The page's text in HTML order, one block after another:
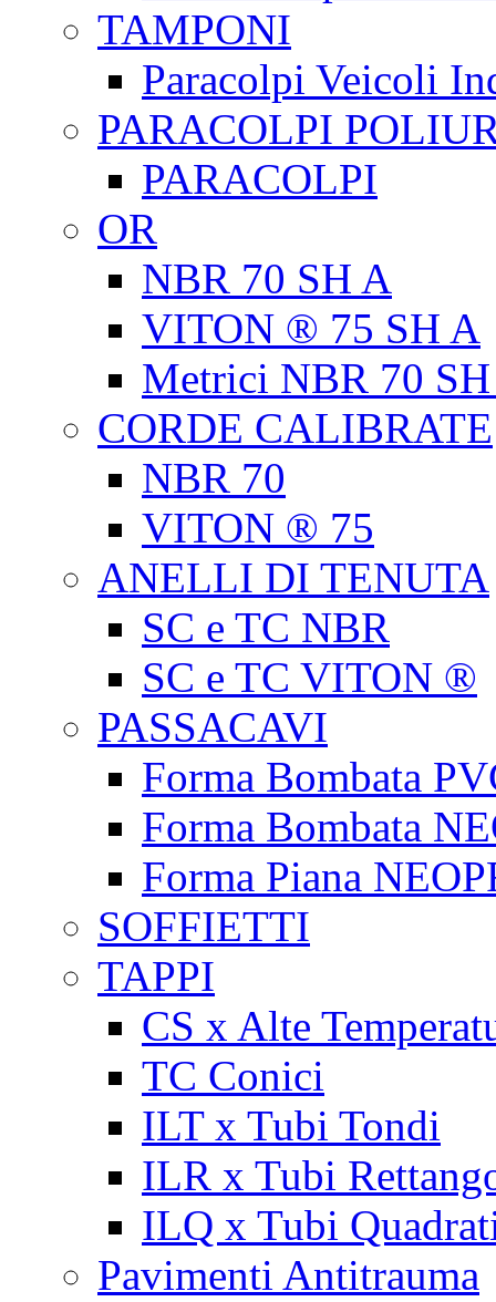
TAMPONI
Paracolpi Veicoli
PARACOLPI
PARACOLPI
OR
NBR 70 SH A
VITON ® 75 SH A
Metrici NBR 70
CORDE CALIBRATE
NBR 70
VITON ® 75
ANELLI DI TENUTA
SC e TC NBR
SC e TC VITON ®
PASSACAVI
Forma Bombata
Forma Bombata
Forma Piana
SOFFIETTI
TAPPI
CS x Alte
TC Conici
ILT x Tubi Tondi
ILR x Tubi
ILQ x Tubi
Pavimenti Antitrauma